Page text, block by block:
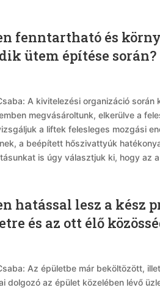
fenntartható és
ütem építése során?
A kivitelezési organizáció
megvásároltunk, elkerülve a
a liftek felesleges mozgási
a beépített hőszivattyúk
is úgy választjuk ki, hogy az
hatással lesz a kész
és az ott élő
Az épületbe már beköltözött,
dolgozó az épület közelében lévő